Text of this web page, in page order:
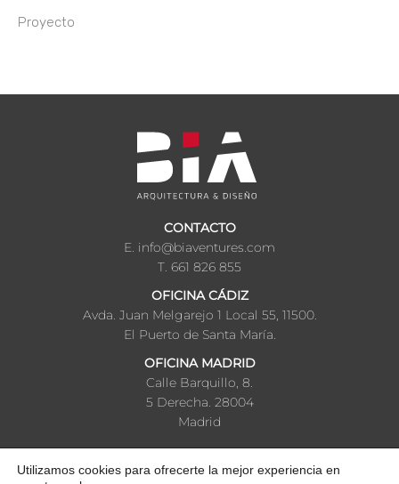
Proyecto
CONTACTO
E. info@biaventures.com
T. 661 826 855
OFICINA CÁDIZ
Avda. Juan Melgarejo 1 Local 55, 11500.
El Puerto de Santa María.
OFICINA MADRID
Calle Barquillo, 8.
5 Derecha. 28004
Madrid
Utilizamos cookies para ofrecerte la mejor experiencia en